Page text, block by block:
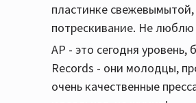
Зато как они звучат..... The
нечто.
Да и от обычных контор
качественного пресса. RTI
остальное - это "шлак",
пластинке свежевымытой,
потрескивание. Не
AP - это сегодня уровень,
Records - они молодцы,
очень качественные